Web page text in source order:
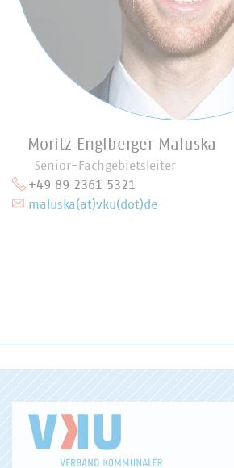
Moritz Englberger Maluska
Senior-Fachgebietsleiter
+49 89 2361 5321
maluska(at)vku(dot)de